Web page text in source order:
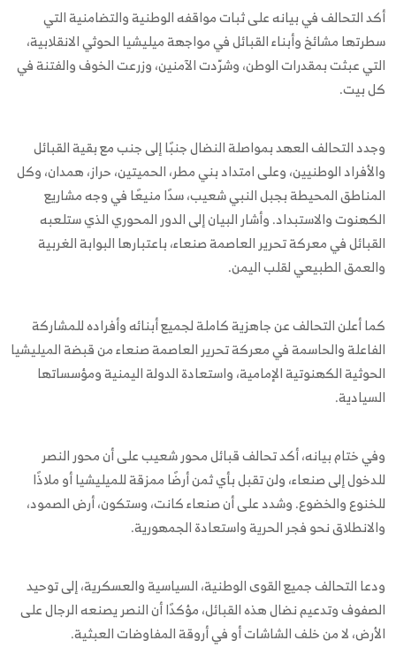
أكد التحالف في بيانه على ثبات مواقفه الوطنية والتضامنية التي
سطرتها مشائخ وأبناء القبائل في مواجهة ميليشيا الحوثي الانقلابية،
التي عبثت بمقدرات الوطن، وشرّدت الآمنين، وزرعت الخوف والفتنة في
كل بيت.
وجدد التحالف العهد بمواصلة النضال جنبًا إلى جنب مع بقية القبائل
والأفراد الوطنيين، وعلى امتداد بني مطر، الحميتين، حراز، همدان، وكل
المناطق المحيطة بجبل النبي شعيب، سدًا منيعًا في وجه مشاريع
الكهنوت والاستبداد. وأشار البيان إلى الدور المحوري الذي ستلعبه
القبائل في معركة تحرير العاصمة صنعاء، باعتبارها البوابة الغربية
والعمق الطبيعي لقلب اليمن.
كما أعلن التحالف عن جاهزية كاملة لجميع أبنائه وأفراده للمشاركة
الفاعلة والحاسمة في معركة تحرير العاصمة صنعاء من قبضة الميليشيا
الحوثية الكهنوتية الإمامية، واستعادة الدولة اليمنية ومؤسساتها
السيادية.
وفي ختام بيانه، أكد تحالف قبائل محور شعيب على أن محور النصر
للدخول إلى صنعاء، ولن تقبل بأي ثمن أرضًا ممزقة للميليشيا أو ملاذًا
للخنوع والخضوع. وشدد على أن صنعاء كانت، وستكون، أرض الصمود،
والانطلاق نحو فجر الحرية واستعادة الجمهورية.
ودعا التحالف جميع القوى الوطنية، السياسية والعسكرية، إلى توحيد
الصفوف وتدعيم نضال هذه القبائل، مؤكدًا أن النصر يصنعه الرجال على
الأرض، لا من خلف الشاشات أو في أروقة المفاوضات العبثية.